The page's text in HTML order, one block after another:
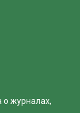
о журналах,